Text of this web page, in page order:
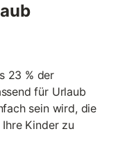
23 % der
für Urlaub
sein wird, die
Kinder zu